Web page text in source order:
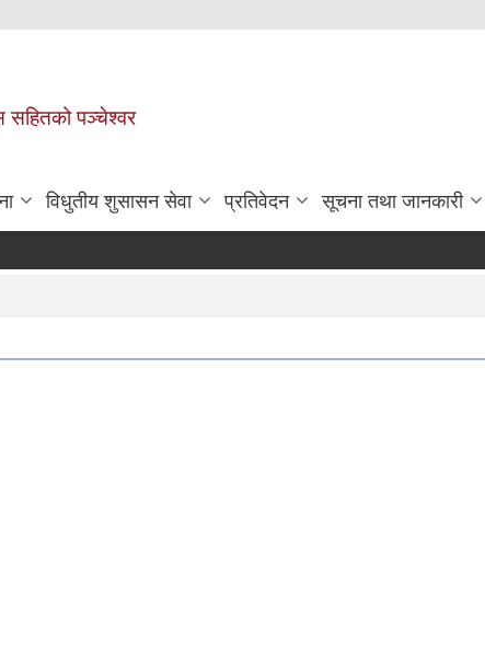
सहितको पञ्चेश्वर
विधुतीय शुसासन सेवा प्रतिवेदन सूचना तथा जानकारी